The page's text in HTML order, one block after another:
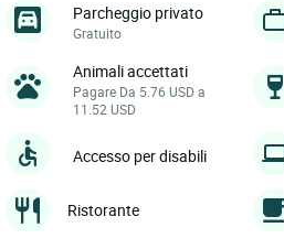
Parcheggio privato
Gratuito
Animali accettati
Pagare Da 5.76 USD a
11.52 USD
Accesso per disabili
Ristorante